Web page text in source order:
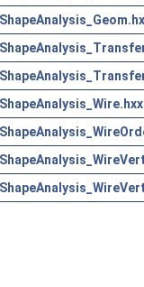
ShapeAnalysis_Wire.hxx